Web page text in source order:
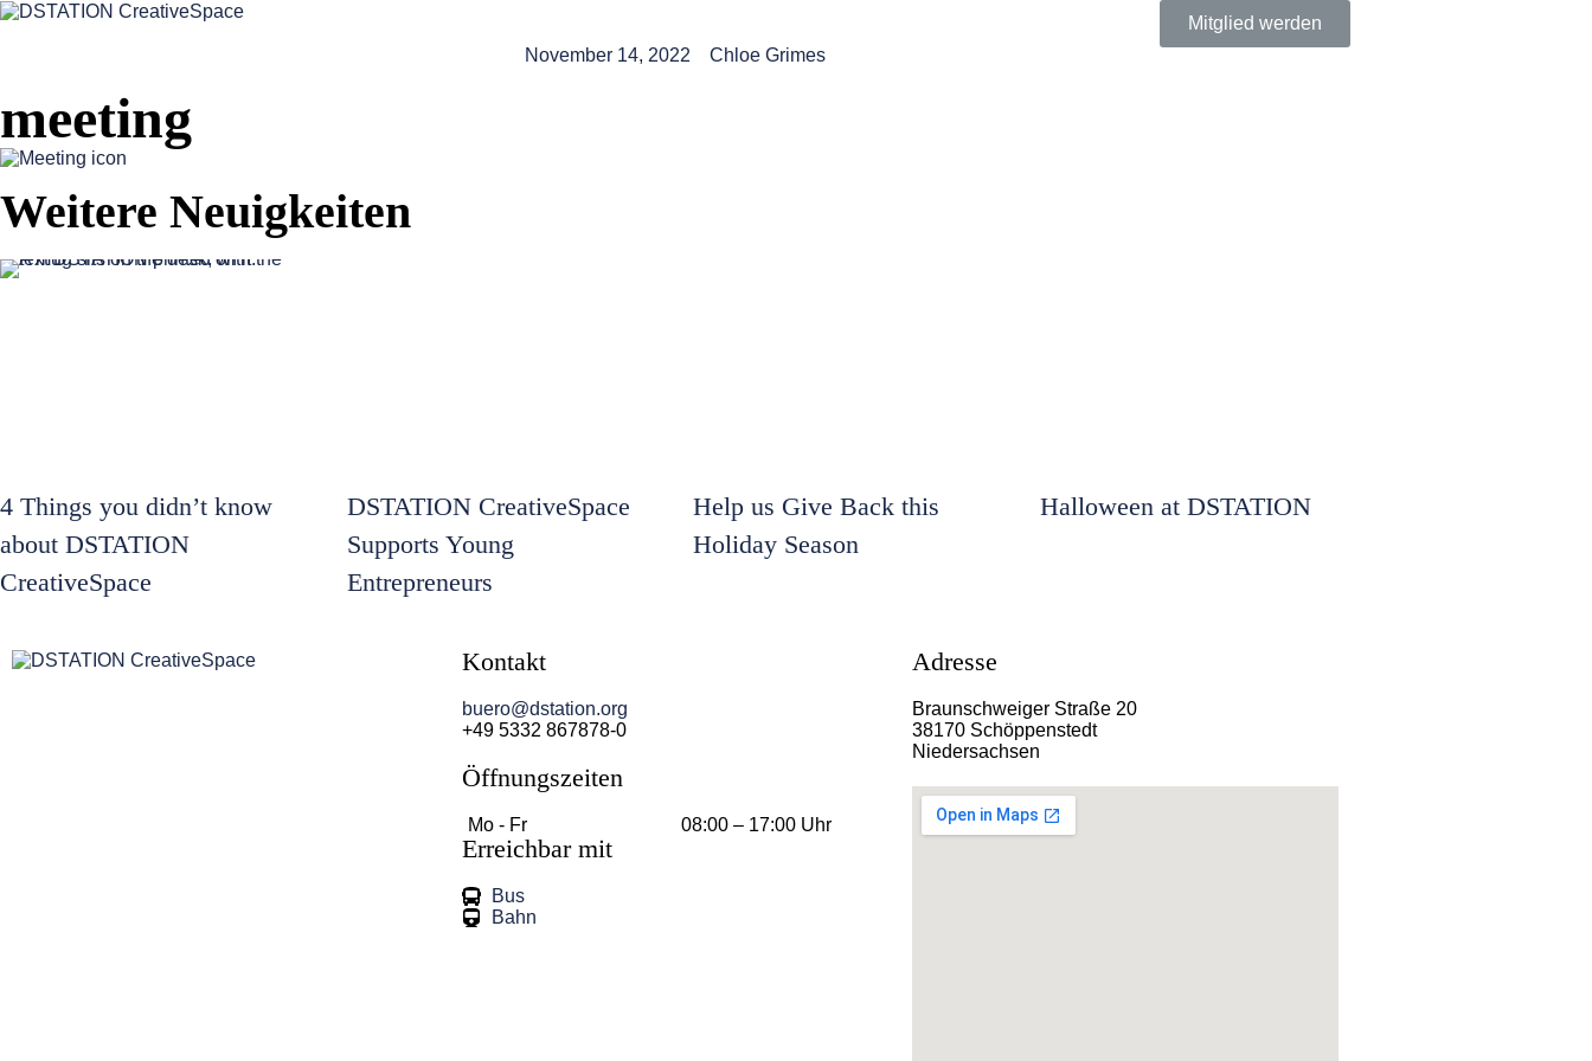
Mitglied werden
November 14, 2022
Chloe Grimes
meeting
Weitere Neuigkeiten
4 Things you didn’t know
about DSTATION
CreativeSpace
DSTATION CreativeSpace
Supports Young
Entrepreneurs
Help us Give Back this
Holiday Season
Halloween at DSTATION
Kontakt
buero@dstation.org
+49 5332 867878-0
Öffnungszeiten
Mo - Fr 08:00 – 17:00 Uhr
Erreichbar mit
Bus
Bahn
Adresse
Braunschweiger Straße 20
38170 Schöppenstedt
Niedersachsen